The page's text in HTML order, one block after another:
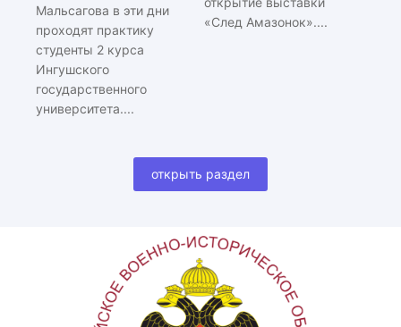
Мальсагова в эти дни
проходят практику
студенты 2 курса
Ингушского
государственного
университета....
«След Амазонок»....
открыть раздел